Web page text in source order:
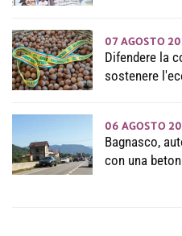
07 AGOSTO
Difendere la
sostenere
06 AGOSTO
Bagnasco,
con una